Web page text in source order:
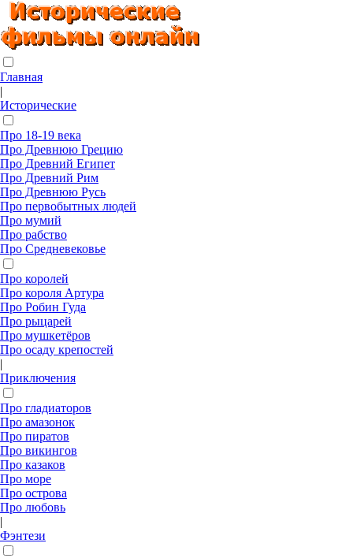
Главная
|
Исторические
Про 18-19 века
Про Древнюю Грецию
Про Древний Египет
Про Древний Рим
Про Древнюю Русь
Про первобытных людей
Про мумий
Про рабство
Про Средневековье
Про королей
Про короля Артура
Про Робин Гуда
Про рыцарей
Про мушкетёров
Про осаду крепостей
|
Приключения
Про гладиаторов
Про амазонок
Про пиратов
Про викингов
Про казаков
Про море
Про острова
Про любовь
|
Фэнтези